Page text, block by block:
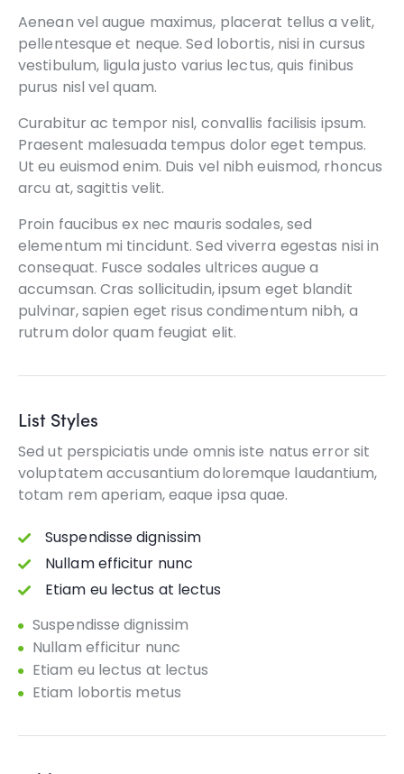
Aenean vel augue maximus, placerat tellus a velit,
pellentesque et neque. Sed lobortis, nisi in cursus
vestibulum, ligula justo varius lectus, quis finibus
purus nisl vel quam.
Curabitur ac tempor nisl, convallis facilisis ipsum.
Praesent malesuada tempus dolor eget tempus.
Ut eu euismod enim. Duis vel nibh euismod, rhoncus
arcu at, sagittis velit.
Proin faucibus ex nec mauris sodales, sed
elementum mi tincidunt. Sed viverra egestas nisi in
consequat. Fusce sodales ultrices augue a
accumsan. Cras sollicitudin, ipsum eget blandit
pulvinar, sapien eget risus condimentum nibh, a
rutrum dolor quam feugiat elit.
List Styles
Sed ut perspiciatis unde omnis iste natus error sit
voluptatem accusantium doloremque laudantium,
totam rem aperiam, eaque ipsa quae.
Suspendisse dignissim
Nullam efficitur nunc
Etiam eu lectus at lectus
Suspendisse dignissim
Nullam efficitur nunc
Etiam eu lectus at lectus
Etiam lobortis metus